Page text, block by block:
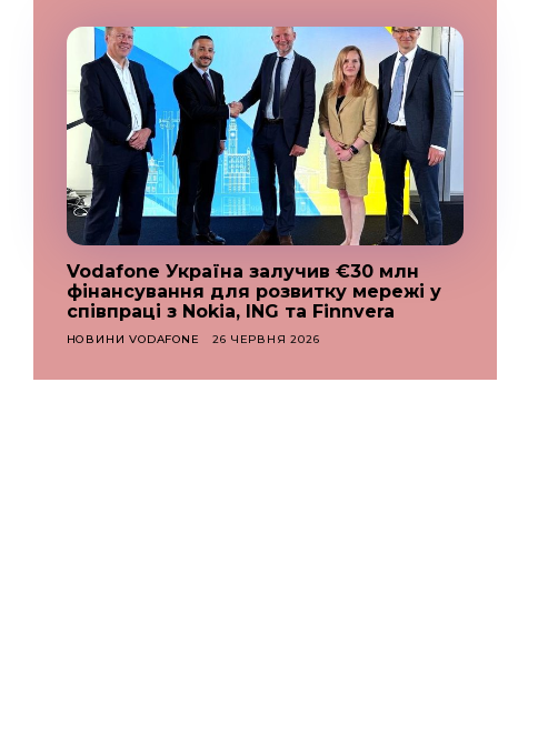
Vodafone Україна залучив €30 млн
фінансування для розвитку мережі у
співпраці з Nokia, ING та Finnvera
НОВИНИ VODAFONE 26 ЧЕРВНЯ 2026